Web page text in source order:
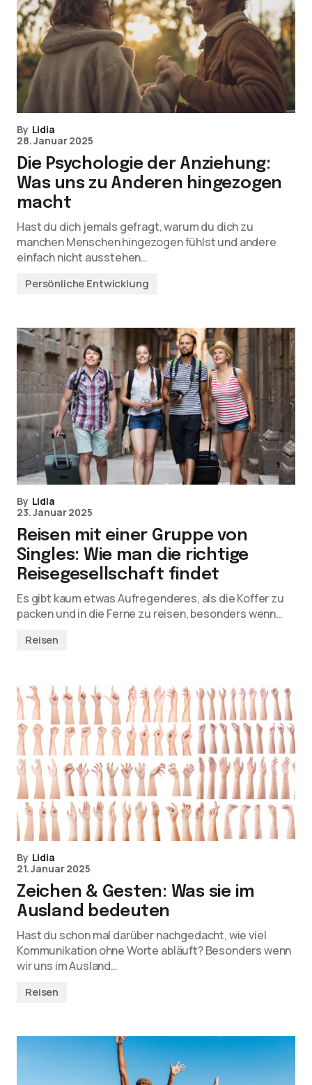
By Lidia
28. Januar 2025
Die Psychologie der Anziehung:
Was uns zu Anderen hingezogen
macht
Hast du dich jemals gefragt, warum du dich zu
manchen Menschen hingezogen fühlst und andere
einfach nicht ausstehen…
Persönliche Entwicklung
By Lidia
23. Januar 2025
Reisen mit einer Gruppe von
Singles: Wie man die richtige
Reisegesellschaft findet
Es gibt kaum etwas Aufregenderes, als die Koffer zu
packen und in die Ferne zu reisen, besonders wenn…
Reisen
By Lidia
21. Januar 2025
Zeichen & Gesten: Was sie im
Ausland bedeuten
Hast du schon mal darüber nachgedacht, wie viel
Kommunikation ohne Worte abläuft? Besonders wenn
wir uns im Ausland…
Reisen